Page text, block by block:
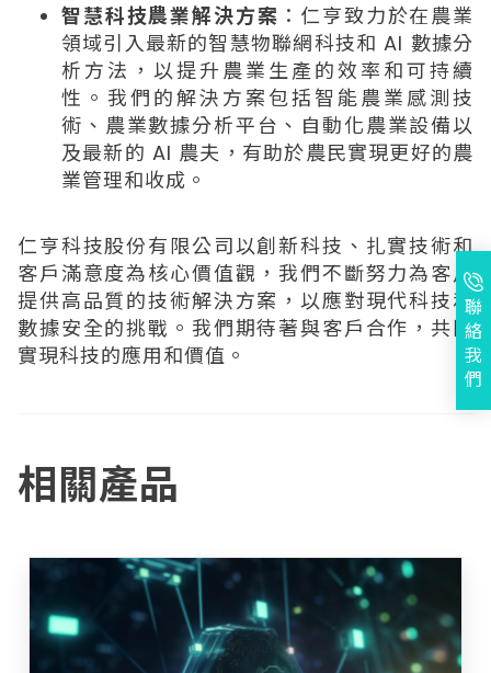
智慧科技農業解決方案 ：仁亨致力於在農業
領域引入最新的智慧物聯網科技和 AI 數據分
析方法，以提升農業生產的效率和可持續
性。我們的解決方案包括智能農業感測技
術、農業數據分析平台、自動化農業設備以
及最新的 AI 農夫，有助於農民實現更好的農
業管理和收成。
仁亨科技股份有限公司以創新科技、扎實技術和
客戶滿意度為核心價值觀，我們不斷努力為客戶
提供高品質的技術解決方案，以應對現代科技和
數據安全的挑戰。我們期待著與客戶合作，共同
實現科技的應用和價值。
相關產品
聯
絡
我
們